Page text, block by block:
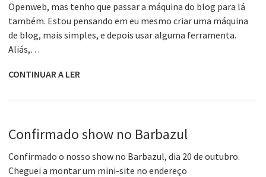
Openweb, mas tenho que passar a máquina do blog para lá
também. Estou pensando em eu mesmo criar uma máquina
de blog, mais simples, e depois usar alguma ferramenta.
Aliás,…
CONTINUAR A LER
Confirmado show no Barbazul
Confirmado o nosso show no Barbazul, dia 20 de outubro.
Cheguei a montar um mini-site no endereço